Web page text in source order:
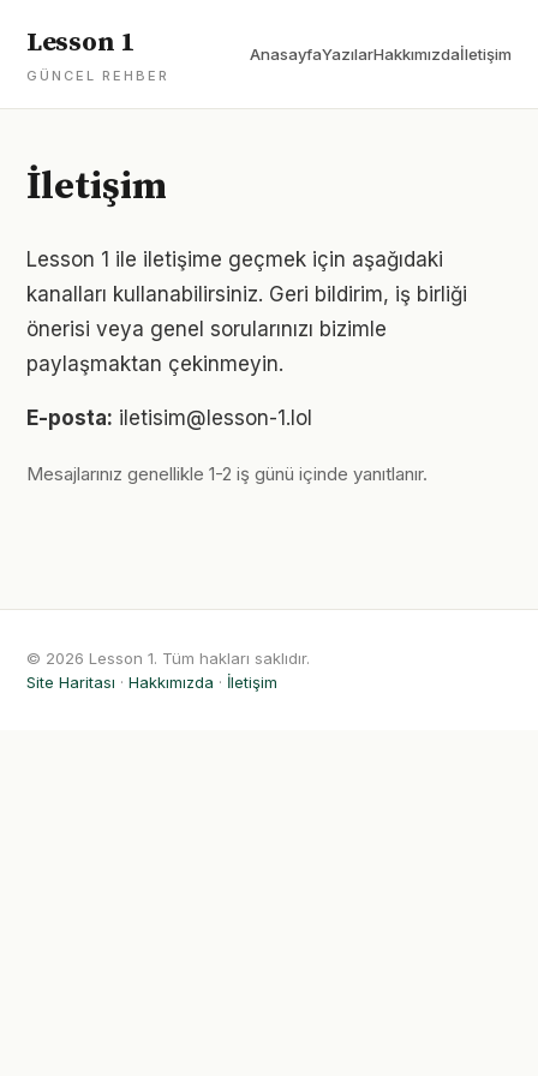
Lesson 1
GÜNCEL REHBER
AnasayfaYazılarHakkımızdaİletişim
İletişim
Lesson 1 ile iletişime geçmek için aşağıdaki
kanalları kullanabilirsiniz. Geri bildirim, iş birliği
önerisi veya genel sorularınızı bizimle
paylaşmaktan çekinmeyin.
E-posta: iletisim@lesson-1.lol
Mesajlarınız genellikle 1-2 iş günü içinde yanıtlanır.
© 2026 Lesson 1. Tüm hakları saklıdır.
Site Haritası · Hakkımızda · İletişim